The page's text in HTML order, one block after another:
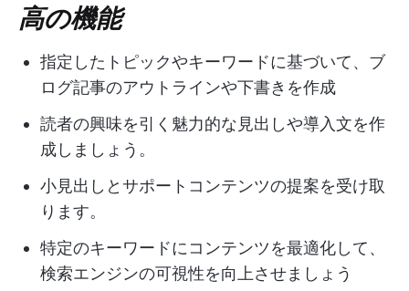
高の機能
指定したトピックやキーワードに基づいて、ブ
ログ記事のアウトラインや下書きを作成
読者の興味を引く魅力的な見出しや導入文を作
成しましょう。
小見出しとサポートコンテンツの提案を受け取
ります。
特定のキーワードにコンテンツを最適化して、
検索エンジンの可視性を向上させましょう